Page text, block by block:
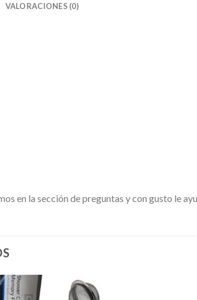
VALORACIONES (0)
en la sección de preguntas y con gusto le